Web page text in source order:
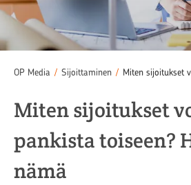
OP Media / Sijoittaminen /
Miten sijoitukset
pankista toiseen?
nämä